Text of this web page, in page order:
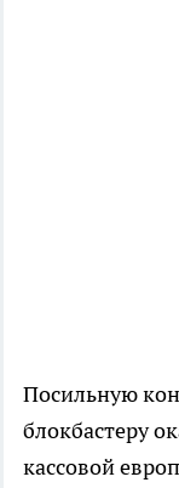
Посильную
блокбастеру
кассовой